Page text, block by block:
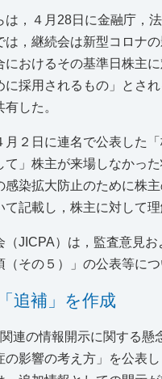
は，４月28日に金融庁，
は，継続会は新型コロナ
におけるその基準日株主
に採用されるもの」とさ
した。
月２日に連名で公表した
て」株主が来場しなかっ
感染拡大防止のために株
て記載し，株主に対して
（JICPA）は，監査意見
（その５）」の公表等に
追補」を作成
連の情報開示に関する
の影響の考え方」を公表